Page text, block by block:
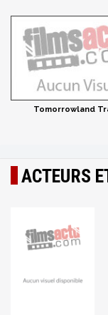
Tomorrowland
ACTEURS